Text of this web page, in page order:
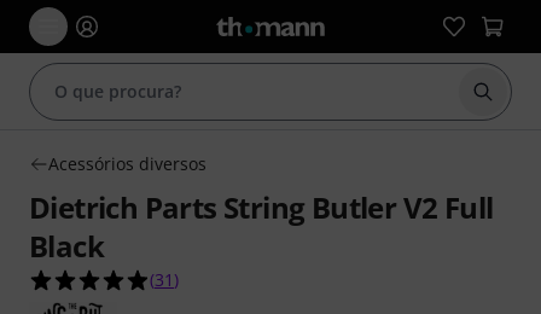
Iniciar
Acessórios diversos
Dietrich Parts String Butler V2 Full
Black
4.9 de 5 estrelas de 31 avaliações de clientes
(31 )